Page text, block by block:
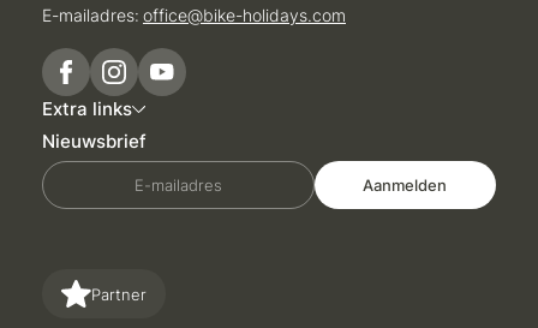
E-mailadres: office@bike-holidays.com
Extra links
Nieuwsbrief
E-mailadres Aanmelden
Partner